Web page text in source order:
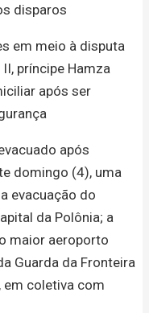
disparos
em meio à disputa
príncipe Hamza
após ser
após
domingo (4), uma
evacuação do
da Polônia; a
maior aeroporto
Guarda da Fronteira
em coletiva com